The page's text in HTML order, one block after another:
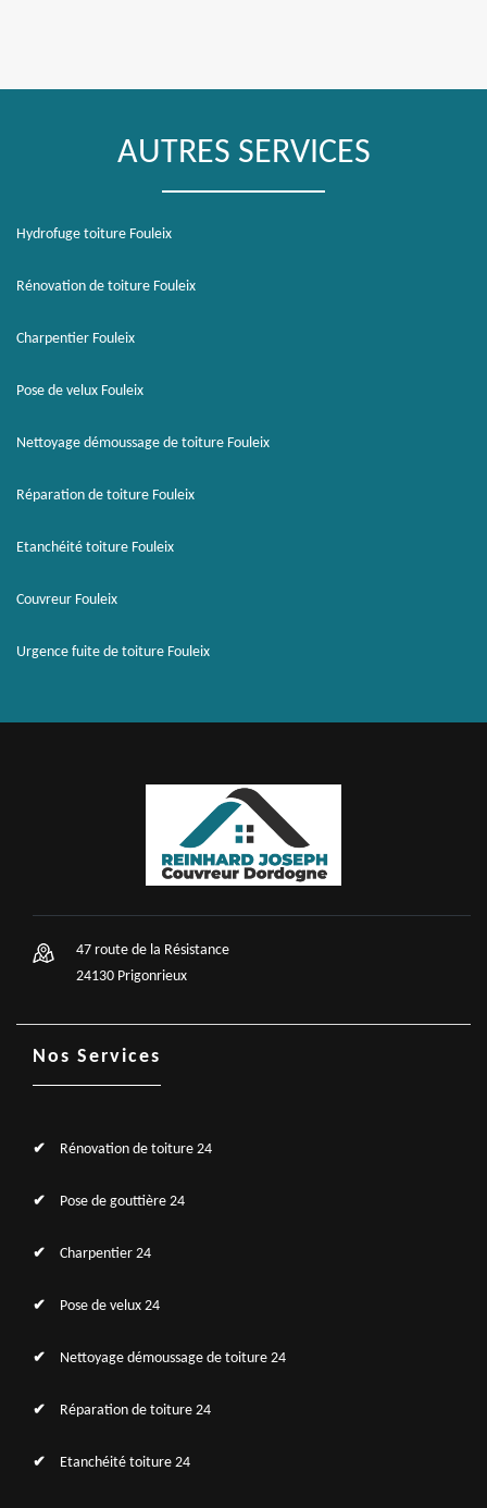
AUTRES SERVICES
Hydrofuge toiture Fouleix
Rénovation de toiture Fouleix
Charpentier Fouleix
Pose de velux Fouleix
Nettoyage démoussage de toiture Fouleix
Réparation de toiture Fouleix
Etanchéité toiture Fouleix
Couvreur Fouleix
Urgence fuite de toiture Fouleix
47 route de la Résistance
24130 Prigonrieux
Nos Services
Rénovation de toiture 24
Pose de gouttière 24
Charpentier 24
Pose de velux 24
Nettoyage démoussage de toiture 24
Réparation de toiture 24
Etanchéité toiture 24